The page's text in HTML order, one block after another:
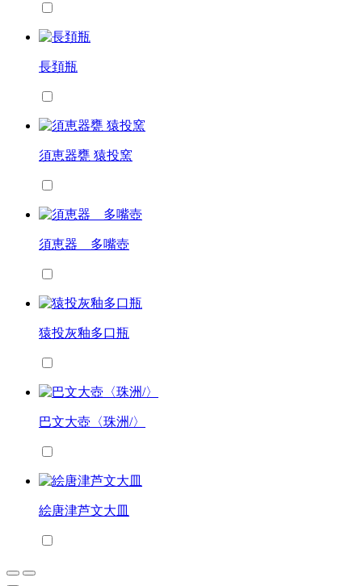
長頚瓶
須恵器甕 猿投窯
須恵器 多嘴壺
猿投灰釉多口瓶
巴文大壺〈珠洲/〉
絵唐津芦文大皿